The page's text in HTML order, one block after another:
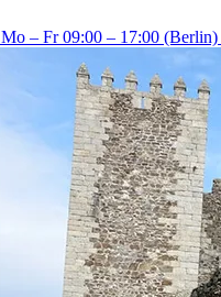
Mo – Fr 09:00 – 17:00 (Berlin)